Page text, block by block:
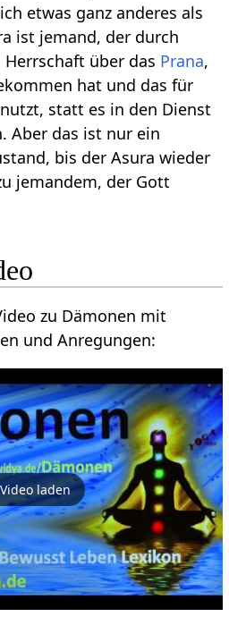
etwas ganz anderes als
ist jemand, der durch
über das Prana,
hat und das für
statt es in den Dienst
Aber das ist nur ein
bis der Asura wieder
jemandem, der Gott
zu Dämonen mit
und Anregungen:
Video laden